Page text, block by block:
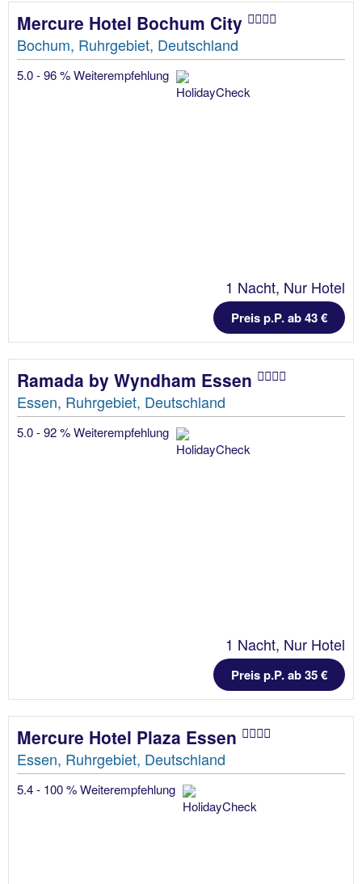
Mercure Hotel Bochum City
Bochum, Ruhrgebiet, Deutschland
5.0 - 96 % Weiterempfehlung
1 Nacht, Nur Hotel
Preis p.P. ab 43 €
Ramada by Wyndham Essen
Essen, Ruhrgebiet, Deutschland
5.0 - 92 % Weiterempfehlung
1 Nacht, Nur Hotel
Preis p.P. ab 35 €
Mercure Hotel Plaza Essen
Essen, Ruhrgebiet, Deutschland
5.4 - 100 % Weiterempfehlung